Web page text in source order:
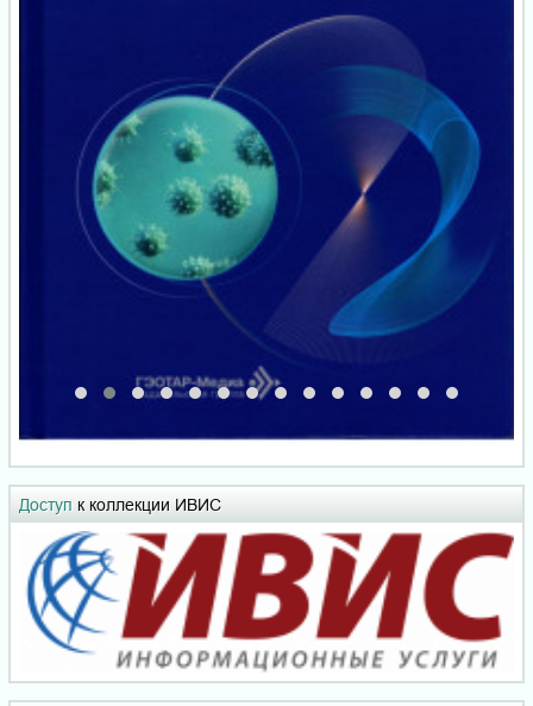
Доступ к коллекции ИВИС